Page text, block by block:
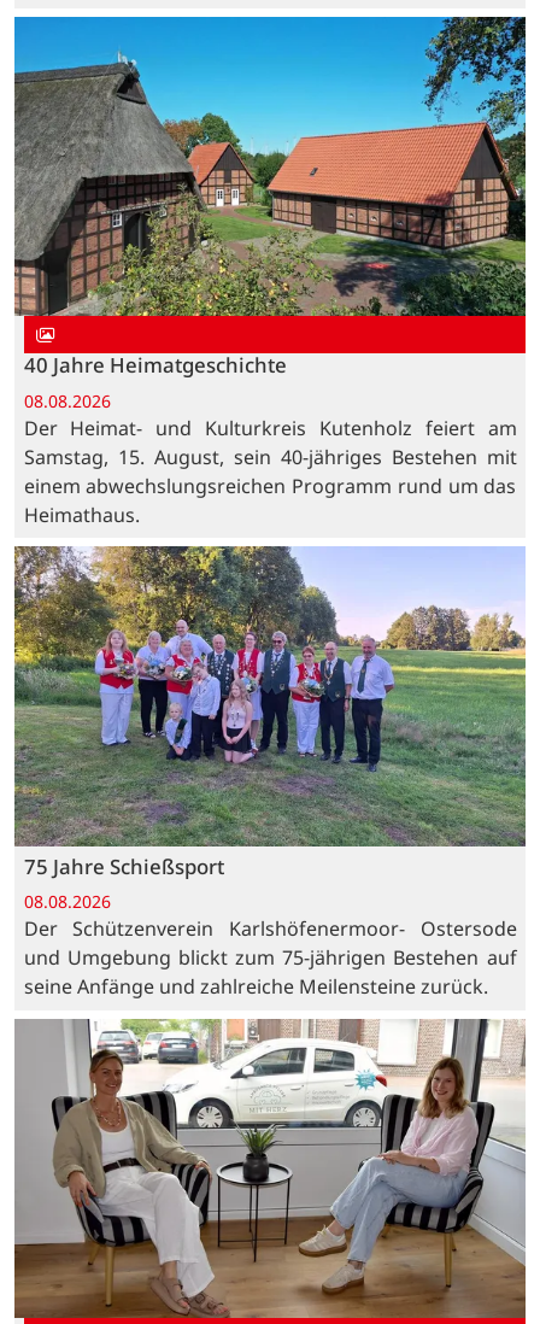
40 Jahre Heimatgeschichte
08.08.2026
Der Heimat- und Kulturkreis Kutenholz feiert am
Samstag, 15. August, sein 40-jähriges Bestehen mit
einem abwechslungsreichen Programm rund um das
Heimathaus.
75 Jahre Schießsport
08.08.2026
Der Schützenverein Karlshöfenermoor- Ostersode
und Umgebung blickt zum 75-jährigen Bestehen auf
seine Anfänge und zahlreiche Meilensteine zurück.